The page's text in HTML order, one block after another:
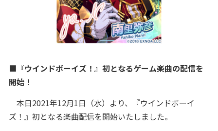
■『ウインドボーイズ！』初となるゲーム楽曲の配信を
開始！
本日2021年12月1日（水）より、『ウインドボーイ
ズ！』初となる楽曲配信を開始いたしました。